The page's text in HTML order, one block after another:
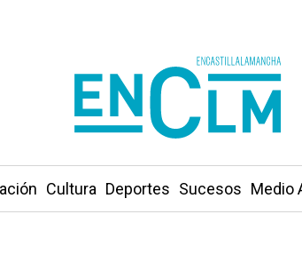
Cultura Deportes Sucesos Medio